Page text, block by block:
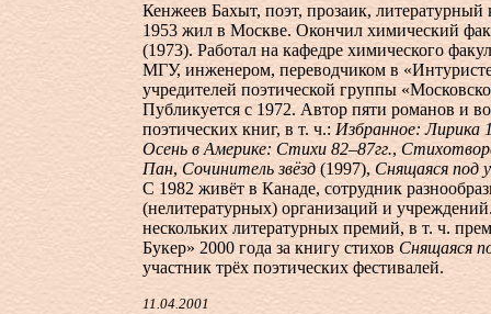
Кенжеев Бахыт, поэт, прозаик, литературный
1953 жил в Москве. Окончил химический
(1973). Работал на кафедре химического
МГУ, инженером, переводчиком в
учредителей поэтической группы
Публикуется с 1972. Автор пяти романов и
поэтических книг, в т. ч.: Избранное: Лирика
Осень в Америке: Стихи 82–87гг.,
Пан, Сочинитель звёзд (1997), Снящаяся под
С 1982 живёт в Канаде, сотрудник
(нелитературных) организаций и
нескольких литературных премий, в т. ч.
Букер» 2000 года за книгу стихов Снящаяся
участник трёх поэтических фестивалей.
11.04.2001